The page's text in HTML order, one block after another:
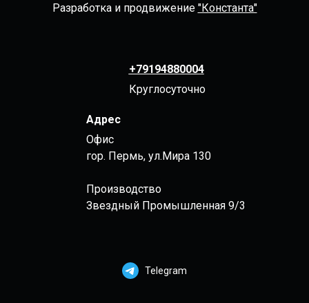
Разработка и продвижение "Константа"
+79194880004
Круглосуточно
Адрес
Офис
гор. Пермь, ул.Мира 130
Производство
Звездный Промышленная 9/3
Telegram